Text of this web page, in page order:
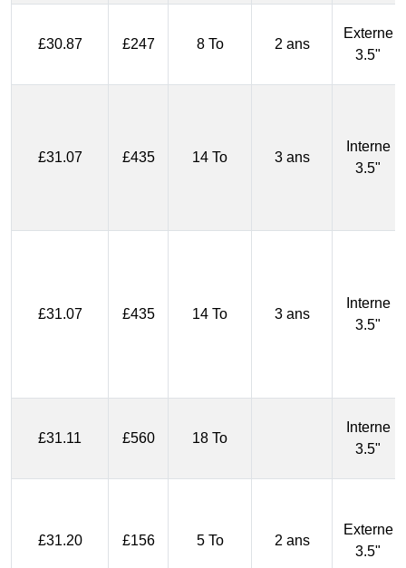
£30.87 £247 8 To 2 ans
Externe
3.5"
£31.07 £435 14 To 3 ans
Interne
3.5"
£31.07 £435 14 To 3 ans
Interne
3.5"
£31.11 £560 18 To
Interne
3.5"
£31.20 £156 5 To 2 ans
Externe
3.5"